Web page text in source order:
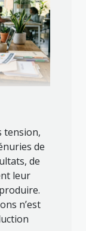
tension,
de
de
leur
n’est